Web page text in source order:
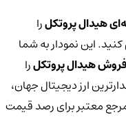
هیدال پروتکلرا
این نمودار به شما
هیدال پروتکلرا
ارز دیجیتال جهان،
معتبر برای رصد قیمت